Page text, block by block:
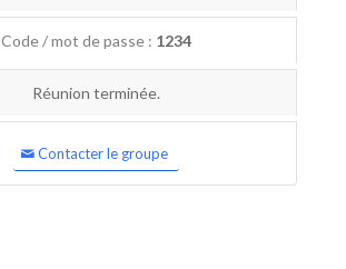
Code / mot de passe : 1234
Réunion terminée.
Contacter le groupe